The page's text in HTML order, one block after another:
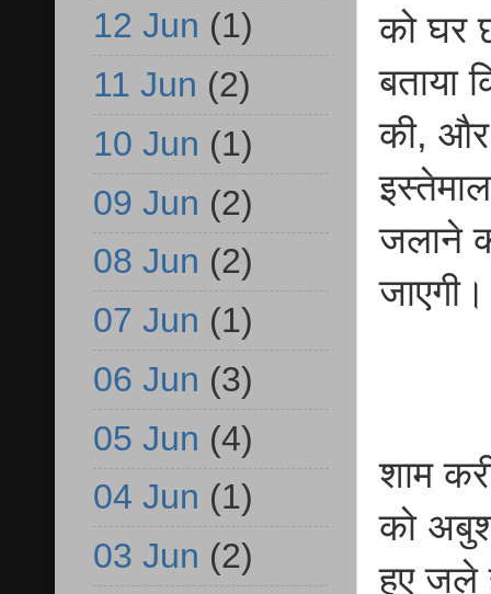
को घर
बताया
की,
जलाने
जाएगी।
शाम
को
हुए जले
12 Jun (1)
11 Jun (2)
10 Jun (1)
09 Jun (2)
08 Jun (2)
07 Jun (1)
06 Jun (3)
05 Jun (4)
04 Jun (1)
03 Jun (2)